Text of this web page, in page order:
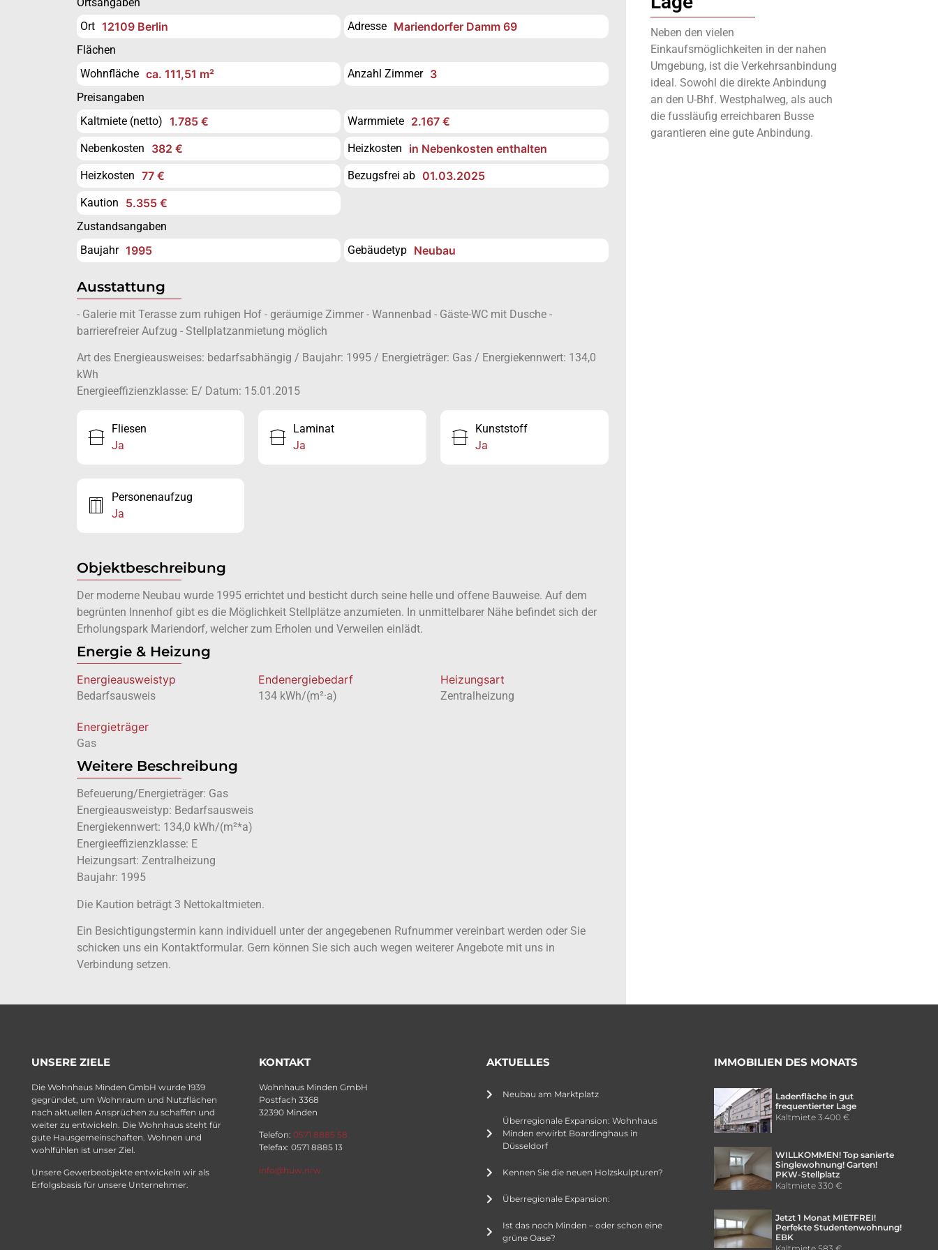
Ort 12109 Berlin Adresse Mariendorfer Damm 69
Flächen
Wohnfläche ca. 111,51 m² Anzahl Zimmer 3
Preisangaben
Kaltmiete (netto) 1.785 € Warmmiete 2.167 €
Nebenkosten 382 € Heizkosten in Nebenkosten enthalten
Heizkosten 77 € Bezugsfrei ab 01.03.2025
Kaution 5.355 €
Zustandsangaben
Baujahr 1995 Gebäudetyp Neubau
Ausstattung
- Galerie mit Terasse zum ruhigen Hof - geräumige Zimmer - Wannenbad - Gäste-WC mit Dusche -
barrierefreier Aufzug - Stellplatzanmietung möglich
Art des Energieausweises: bedarfsabhängig / Baujahr: 1995 / Energieträger: Gas / Energiekennwert: 134,0
kWh
Energieeffizienzklasse: E/ Datum: 15.01.2015
Fliesen
Ja
Laminat
Ja
Kunststoff
Ja
Personenaufzug
Ja
Objektbeschreibung
Der moderne Neubau wurde 1995 errichtet und besticht durch seine helle und offene Bauweise. Auf dem
begrünten Innenhof gibt es die Möglichkeit Stellplätze anzumieten. In unmittelbarer Nähe befindet sich der
Erholungspark Mariendorf, welcher zum Erholen und Verweilen einlädt.
Energie & Heizung
Energie­ausweistyp
Bedarfsausweis
Endenergiebedarf
134 kWh/(m²·a)
Heizungsart
Zentralheizung
Energieträger
Gas
Weitere Beschreibung
Befeuerung/Energieträger: Gas
Energieausweistyp: Bedarfsausweis
Energiekennwert: 134,0 kWh/(m²*a)
Energieeffizienzklasse: E
Heizungsart: Zentralheizung
Baujahr: 1995
Die Kaution beträgt 3 Nettokaltmieten.
Ein Besichtigungstermin kann individuell unter der angegebenen Rufnummer vereinbart werden oder Sie
schicken uns ein Kontaktformular. Gern können Sie sich auch wegen weiterer Angebote mit uns in
Verbindung setzen.
Neben den vielen
Einkaufsmöglichkeiten in der nahen
Umgebung, ist die Verkehrsanbindung
ideal. Sowohl die direkte Anbindung
an den U-Bhf. Westphalweg, als auch
die fussläufig erreichbaren Busse
garantieren eine gute Anbindung.
UNSERE ZIELE
Die Wohnhaus Minden GmbH wurde 1939
gegründet, um Wohnraum und Nutzflächen
nach aktuellen Ansprüchen zu schaffen und
weiter zu entwickeln. Die Wohnhaus steht für
gute Hausgemeinschaften. Wohnen und
wohlfühlen ist unser Ziel.
Unsere Gewerbeobjekte entwickeln wir als
Erfolgsbasis für unsere Unternehmer.
KONTAKT
Wohnhaus Minden GmbH
Postfach 3368
32390 Minden
Telefon: 0571 8885 58
Telefax: 0571 8885 13
info@huw.nrw
AKTUELLES
Neubau am Marktplatz
Überregionale Expansion: Wohnhaus
Minden erwirbt Boardinghaus in
Düsseldorf
Kennen Sie die neuen Holzskulpturen?
Überregionale Expansion:
Ist das noch Minden – oder schon eine
grüne Oase?
IMMOBILIEN DES MONATS
Ladenfläche in gut
frequentierter Lage
Kaltmiete3.400 €
WILLKOMMEN! Top sanierte
Singlewohnung! Garten!
PKW-Stellplatz
Kaltmiete330 €
Jetzt 1 Monat MIETFREI!
Perfekte Studentenwohnung!
EBK